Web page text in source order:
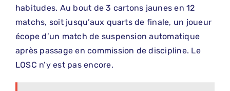
habitudes. Au bout de 3 cartons jaunes en 12
matchs, soit jusqu’aux quarts de finale, un joueur
écope d’un match de suspension automatique
après passage en commission de discipline. Le
LOSC n’y est pas encore.